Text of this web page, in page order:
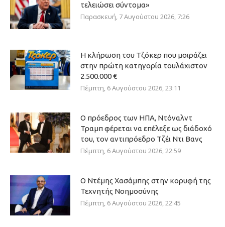
τελειώσει σύντομα»
Παρασκευή, 7 Αυγούστου 2026, 7:26
Η κλήρωση του Τζόκερ που μοιράζει
στην πρώτη κατηγορία τουλάχιστον
2.500.000 €
Πέμπτη, 6 Αυγούστου 2026, 23:11
Ο πρόεδρος των ΗΠΑ, Ντόναλντ
Τραμπ φέρεται να επέλεξε ως διάδοχό
του, τον αντιπρόεδρο Τζέι Ντι Βανς
Πέμπτη, 6 Αυγούστου 2026, 22:59
Ο Ντέμης Χασάμπης στην κορυφή της
Τεχνητής Νοημοσύνης
Πέμπτη, 6 Αυγούστου 2026, 22:45